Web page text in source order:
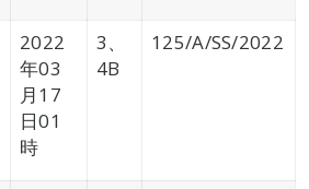
2022
年03
月17
日01
時
3、
4B
125/A/SS/2022